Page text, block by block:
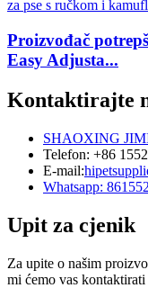
Proizvođač
Easy Adjusta...
Kontaktirajte
SHAOXING
Telefon: +86
E-mail:
Whatsapp:
Upit za cjenik
Za upite o našim
mi ćemo vas